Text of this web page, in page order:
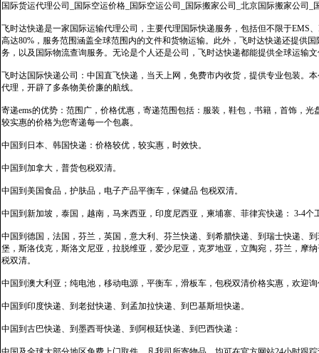
国际货运代理公司_国际空运价格_国际空运公司_国际搬家公司_北京国际搬家公司_
飞时达快递是一家国际运输代理公司，主要代理国际快递服务，包括但不限于EMS
高达80%，服务范围涵盖全球范围内的文件和货物运输。此外，飞时达快递还提供
务，以及国际物流查询服务。无论是个人还是公司，飞时达快递都能提供全球运输
飞时达国际快递公司：中国直飞快递，当天上网，免费市内收货，提供专业包装。
代理，开辟了多条物美价廉的航线。
寄递ems的优势：范围广，价格优惠，寄递范围包括：服装，鞋包，书籍，首饰，
较实惠的价格为您寄递每一个包裹。
中国到日本、韩国快递：价格较优，较实惠，时效快。
中国到加拿大，普货包税双清。
中国到美国食品，护肤品，电子产品平衡车，保健品 包税双清。
中国到新加坡，泰国，越南，马来西亚，印度尼西亚，柬埔寨、菲律宾快递： 3-4个
中国到德国，法国，芬兰，英国，意大利、芬兰快递、到希腊快递、到瑞士快递、
堡，斯洛伐克，斯洛文尼亚，拉脱维亚，爱沙尼亚，克罗地亚，立陶宛，芬兰，摩
税双清。
中国到澳大利亚；纯电池，移动电源，平衡车，滑板车，包税双清价格实惠，欢迎
中国到印度快递、到老挝快递、到孟加拉快递、到巴基斯坦快递。
中国到古巴快递、到墨西哥快递、到阿根廷快递、到巴西快递：